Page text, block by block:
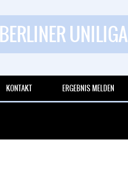
UNILIGA
KONTAKT ERGEBNIS MELDEN